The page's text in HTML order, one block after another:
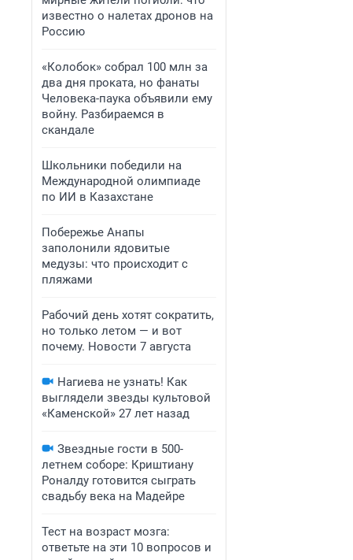
известно о налетах дронов на
Россию
«Колобок» собрал 100 млн за
два дня проката, но фанаты
Человека-паука объявили ему
войну. Разбираемся в
скандале
Школьники победили на
Международной олимпиаде
по ИИ в Казахстане
Побережье Анапы
заполонили ядовитые
медузы: что происходит с
пляжами
Рабочий день хотят сократить,
но только летом — и вот
почему. Новости 7 августа
Нагиева не узнать! Как
выглядели звезды культовой
«Каменской» 27 лет назад
Звездные гости в 500-
летнем соборе: Криштиану
Роналду готовится сыграть
свадьбу века на Мадейре
Тест на возраст мозга:
ответьте на эти 10 вопросов и